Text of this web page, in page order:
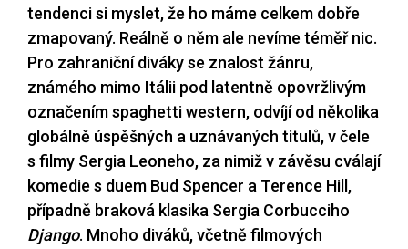
tendenci si myslet, že ho máme celkem dobře
zmapovaný. Reálně o něm ale nevíme téměř nic.
Pro zahraniční diváky se znalost žánru,
známého mimo Itálii pod latentně opovržlivým
označením spaghetti western, odvíjí od několika
globálně úspěšných a uznávaných titulů, v čele
s filmy Sergia Leoneho, za nimiž v závěsu cválají
komedie s duem Bud Spencer a Terence Hill,
případně braková klasika Sergia Corbucciho
Django. Mnoho diváků, včetně filmových